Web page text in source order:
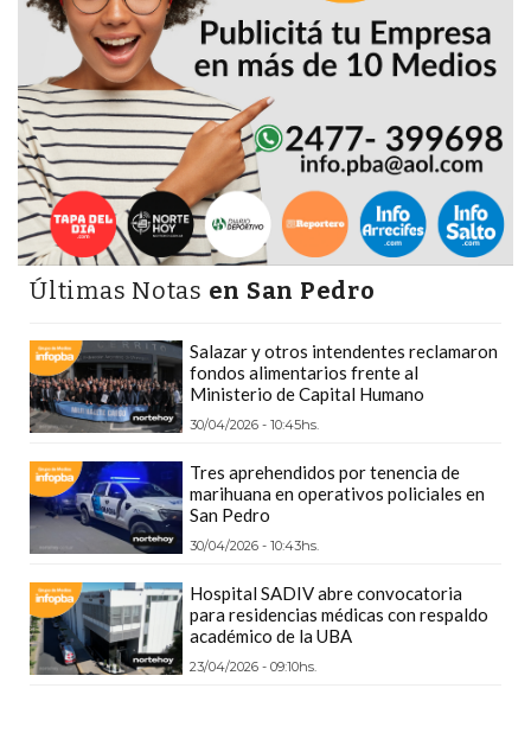
DEPORTIVOS
PERGAMINO:
DÓNDE
COMPRAR
PROTEÍNA,
CREATINA
Y
PRE
ENTRENO
ASESORAMIENTO
PROFESIONAL
QUÉ
ES
CHANGUITO.COM.AR
Y
CÓMO
FUNCIONA:
CREAR
TIENDAS
ONLINE
Últimas Notas en San Pedro
Salazar y otros intendentes reclamaron
fondos alimentarios frente al
Ministerio de Capital Humano
30/04/2026 - 10:45hs.
Tres aprehendidos por tenencia de
marihuana en operativos policiales en
San Pedro
30/04/2026 - 10:43hs.
Hospital SADIV abre convocatoria
para residencias médicas con respaldo
académico de la UBA
23/04/2026 - 09:10hs.